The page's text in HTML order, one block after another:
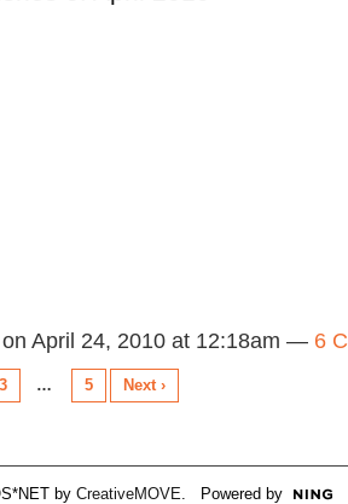
on April 24, 2010 at 12:18am — 6
3 … 5 Next ›
by CreativeMOVE . Powered by